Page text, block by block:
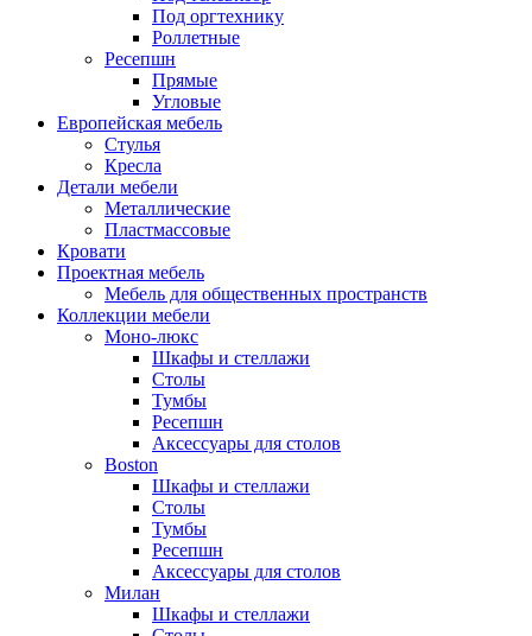
Под оргтехнику
Роллетные
Ресепшн
Прямые
Угловые
Европейская мебель
Стулья
Кресла
Детали мебели
Металлические
Пластмассовые
Кровати
Проектная мебель
Мебель для общественных пространств
Коллекции мебели
Моно-люкс
Шкафы и стеллажи
Столы
Тумбы
Ресепшн
Аксессуары для столов
Boston
Шкафы и стеллажи
Столы
Тумбы
Ресепшн
Аксессуары для столов
Милан
Шкафы и стеллажи